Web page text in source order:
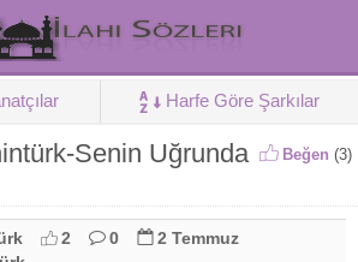
Harfe Göre Şarkılar
Senin Uğrunda
Beğen (3)
2 0
2 Temmuz